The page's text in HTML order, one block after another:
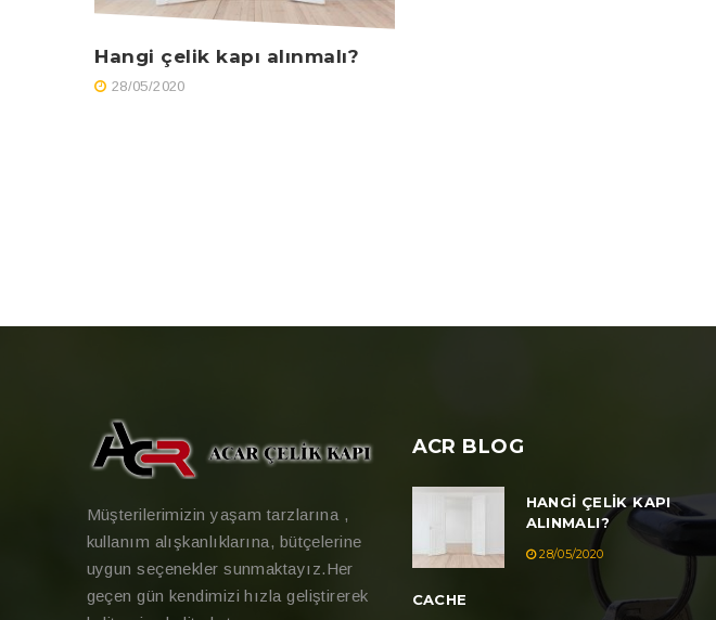
Hangi çelik kapı alınmalı?
28/05/2020
Müşterilerimizin yaşam tarzlarına ,
kullanım alışkanlıklarına, bütçelerine
uygun seçenekler sunmaktayız.Her
geçen gün kendimizi hızla geliştirerek
ACR BLOG
HANGI ÇELIK KAPI
ALINMALI?
28/05/2020
CACHE